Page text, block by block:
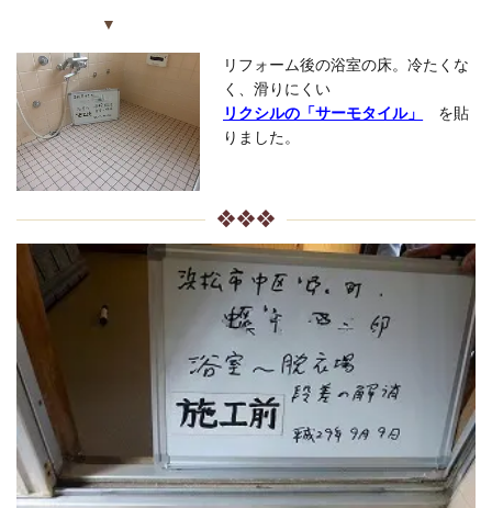
▼
リフォーム後の浴室の床。冷たくな
く、滑りにくい
リクシルの「サーモタイル」
を貼
りました。
❖❖❖